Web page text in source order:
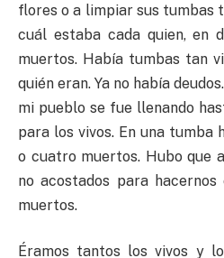
flores o a limpiar sus tumbas
cuál estaba cada quien, en
muertos. Había tumbas tan
quién eran. Ya no había
mi pueblo se fue llenando
para los vivos. En una tumba
o cuatro muertos. Hubo que
no acostados para
muertos.
Éramos tantos los vivos y